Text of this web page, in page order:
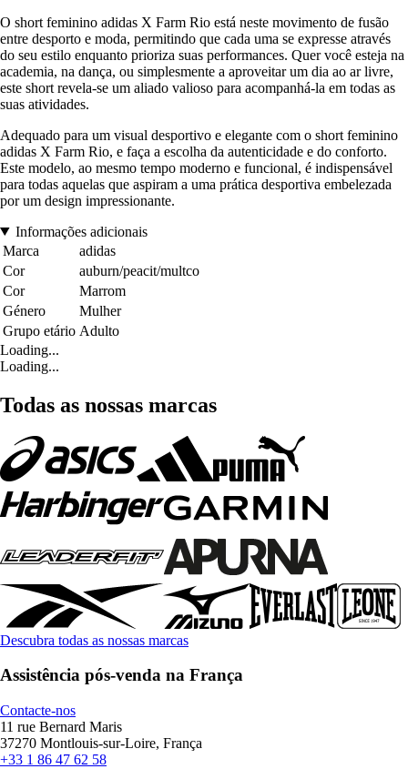
O short feminino adidas X Farm Rio está neste movimento de fusão
entre desporto e moda, permitindo que cada uma se expresse através
do seu estilo enquanto prioriza suas performances. Quer você esteja na
academia, na dança, ou simplesmente a aproveitar um dia ao ar livre,
este short revela-se um aliado valioso para acompanhá-la em todas as
suas atividades.
Adequado para um visual desportivo e elegante com o short feminino
adidas X Farm Rio, e faça a escolha da autenticidade e do conforto.
Este modelo, ao mesmo tempo moderno e funcional, é indispensável
para todas aquelas que aspiram a uma prática desportiva embelezada
por um design impressionante.
Informações adicionais
Marca
adidas
Cor
auburn/peacit/multco
Cor
Marrom
Género
Mulher
Grupo etário Adulto
Loading...
Loading...
Todas as nossas marcas
Descubra todas as nossas marcas
Assistência pós-venda na França
Contacte-nos
11 rue Bernard Maris
37270 Montlouis-sur-Loire, França
+33 1 86 47 62 58